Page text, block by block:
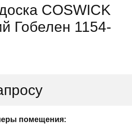
COSWICK
Гобелен 1154-
помещения: